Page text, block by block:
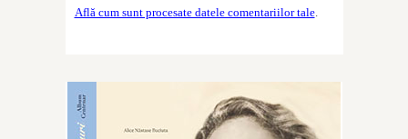
Află cum sunt procesate datele comentariilor tale.